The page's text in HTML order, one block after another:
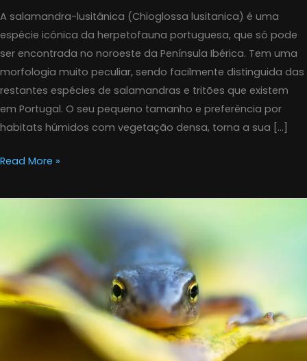
A salamandra-lusitânica (Chioglossa lusitanica) é uma
espécie icónica da herpetofauna portuguesa, que só pode
ser encontrada no noroeste da Península Ibérica. Tem uma
morfologia muito peculiar, sendo facilmente distinguida das
restantes espécies de salamandras e tritões que existem
em Portugal. O seu pequeno tamanho e preferência por
habitats húmidos com vegetação densa, torna a sua […]
Read More »
laranja
(Lissotriton
boscai)